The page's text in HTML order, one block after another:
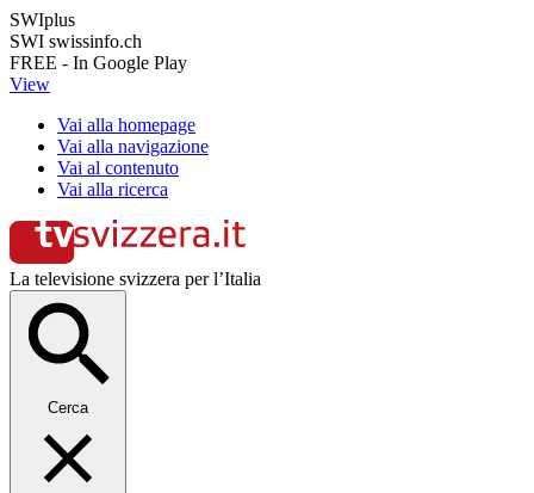
SWIplus
SWI swissinfo.ch
FREE - In Google Play
View
Vai alla homepage
Vai alla navigazione
Vai al contenuto
Vai alla ricerca
La televisione svizzera per l’Italia
Cerca